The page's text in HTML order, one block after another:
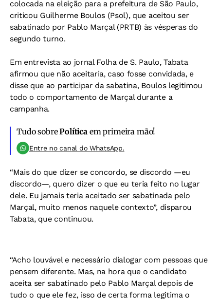
colocada na eleição para a prefeitura de São Paulo,
criticou Guilherme Boulos (Psol), que aceitou ser
sabatinado por Pablo Marçal (PRTB) às vésperas do
segundo turno.
Em entrevista ao jornal Folha de S. Paulo, Tabata
afirmou que não aceitaria, caso fosse convidada, e
disse que ao participar da sabatina, Boulos legitimou
todo o comportamento de Marçal durante a
campanha.
Tudo sobrePolítica em primeira mão!
Entre no canal do WhatsApp.
“Mais do que dizer se concordo, se discordo —eu
discordo—, quero dizer o que eu teria feito no lugar
dele. Eu jamais teria aceitado ser sabatinada pelo
Marçal, muito menos naquele contexto”, disparou
Tabata, que continuou.
“Acho louvável e necessário dialogar com pessoas que
pensem diferente. Mas, na hora que o candidato
aceita ser sabatinado pelo Pablo Marçal depois de
tudo o que ele fez, isso de certa forma legitima o